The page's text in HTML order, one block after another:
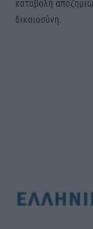
καταβολή
δικαιοσύνη.